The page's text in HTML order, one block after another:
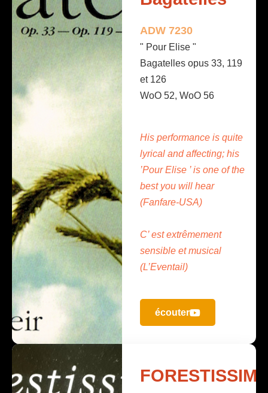
ADW 7230
" Pour Elise "
Bagatelles opus 33, 119
et 126
WoO 52, WoO 56
His performance is quite
lyrical and affecting; his
’Pour Elise ’ is one of the
best you will hear
(Fanfare-USA)
C’ est extrêmement
sensible et musical
(L’Eventail)
écouter